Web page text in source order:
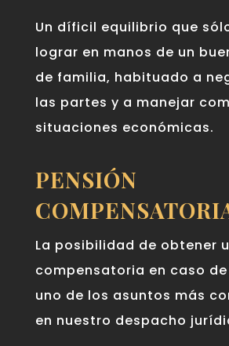
Un díficil equilibrio que
lograr en manos de un
de familia, habituado a
las partes y a manejar
situaciones económicas.
PENSIÓN
La posibilidad de obtener
compensatoria en caso
uno de los asuntos más
en nuestro despacho